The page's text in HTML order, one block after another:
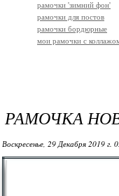
рамочки 'зимний фон'
рамочки для постов
рамочки бордюрные
мои рамочки с
РАМОЧКА
Воскресенье, 29 Декабря 2019 г.